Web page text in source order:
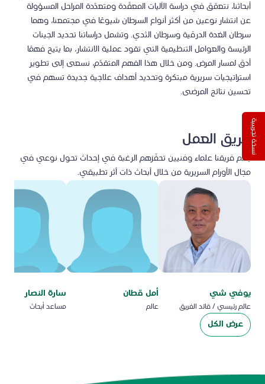
أبحاثنا، نتعمّق في دراسة الآليات المعقّدة ومتعدّدة المراحل المسؤولة
عن انتشار نوعين من أكثر أنواع السرطان شيوعًا في مجتمعنا، وهما
سرطان الغدة الدرقية وسرطان الثدي. وتشمل دراساتنا تحديد الجينات
الرئيسة والعوامل التنظيمية التي تقود عملية الانتشار، بما يتيح فهمًا
أدق لمسار المرض. ومن خلال هذا الفهم المتقدّم، نسعى إلى تطوير
استراتيجيات سريرية مبتكرة وتحديد أهداف علاجية جديدة تسهم في
تحسين نتائج المرضى.
فريق العمل
يضم فريقنا علماء وفنيين تحفّزهم الرغبة في إحداث تحول نوعي في
مجال الأورام السريرية من خلال أبحاث ذات أثر تطبيقي.
يوفي شي
عالم رئيسي / قائد الفريق
أمل قطان
عالم
سارة النصار
مساعد أبحاث
عرض الكل
نسخة تجريبية